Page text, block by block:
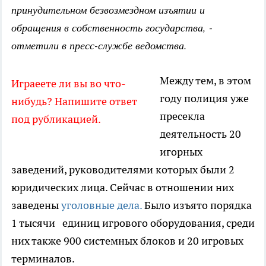
принудительном безвозмездном изъятии и
обращения в собственность государства, -
отметили в пресс-службе ведомства.
Играеете ли вы во что-
нибудь? Напишите ответ
под рубликацией.
Между тем, в этом
году полиция уже
пресекла
деятельность 20
игорных
заведений, руководителями которых были 2
юридических лица. Сейчас в отношении них
заведеныуголовные дела.Было изъято порядка
1 тысячи единиц игрового оборудования, среди
них также 900 системных блоков и 20 игровых
терминалов.